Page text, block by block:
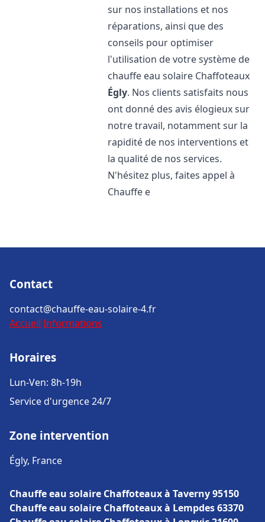
sur nos installations et nos
réparations, ainsi que des
conseils pour optimiser
l'utilisation de votre système de
chauffe eau solaire Chaffoteaux
Égly. Nos clients satisfaits nous
ont donné des avis élogieux sur
notre travail, notamment sur la
rapidité de nos interventions et
la qualité de nos services.
N'hésitez plus, faites appel à
Chauffe e
Contact
contact@chauffe-eau-solaire-4.fr
Accueil Informations
Horaires
Lun-Ven: 8h-19h
Service d'urgence 24/7
Zone intervention
Égly, France
Chauffe eau solaire Chaffoteaux à Taverny 95150
Chauffe eau solaire Chaffoteaux à Lempdes 63370